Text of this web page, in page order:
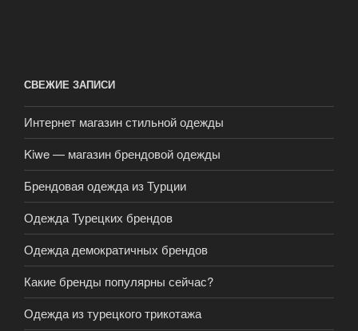
СВЕЖИЕ ЗАПИСИ
Интернет магазин стильной одежды
Kiwe — магазин брендовой одежды
Брендовая одежда из Турции
Одежда Турецких брендов
Одежда демократичных брендов
Какие бренды популярны сейчас?
Одежда из турецкого трикотажа